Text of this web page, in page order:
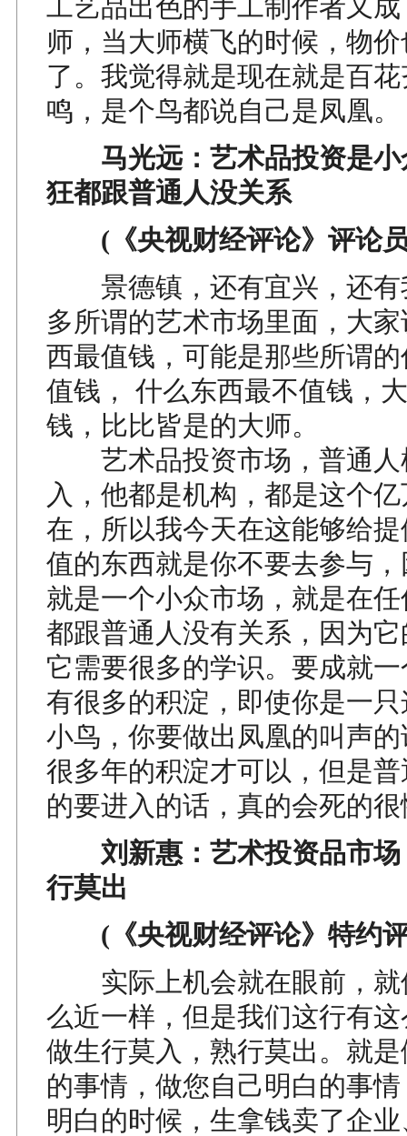
工艺品出色的手工制作者又
师，当大师横飞的时候，物
了。我觉得就是现在就是百
鸣，是个鸟都说自己是凤凰。
马光远：艺术品投资是小
狂都跟普通人没关系
(《央视财经评论》评论
景德镇，还有宜兴，还有
多所谓的艺术市场里面，大
西最值钱，可能是那些所谓
值钱， 什么东西最不值钱，
钱，比比皆是的大师。
艺术品投资市场，普通人
入，他都是机构，都是这个
在，所以我今天在这能够给
值的东西就是你不要去参与
就是一个小众市场，就是在
都跟普通人没有关系，因为
它需要很多的学识。要成就
有很多的积淀，即使你是一
小鸟，你要做出凤凰的叫声
很多年的积淀才可以，但是
的要进入的话，真的会死的
刘新惠：艺术投资品市场
行莫出
(《央视财经评论》特约
实际上机会就在眼前，就
么近一样，但是我们这行有
做生行莫入，熟行莫出。就
的事情，做您自己明白的事
明白的时候，生拿钱卖了企